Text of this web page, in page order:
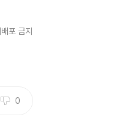
포 금지
0